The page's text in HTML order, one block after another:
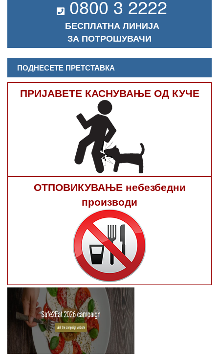
0800 3 2222
БЕСПЛАТНА ЛИНИЈА
ЗА ПОТРОШУВАЧИ
ПОДНЕСЕТЕ ПРЕТСТАВКА
ПРИЈАВЕТЕ КАСНУВАЊЕ ОД КУЧЕ
ОТПОВИКУВАЊЕ небезбедни
производи